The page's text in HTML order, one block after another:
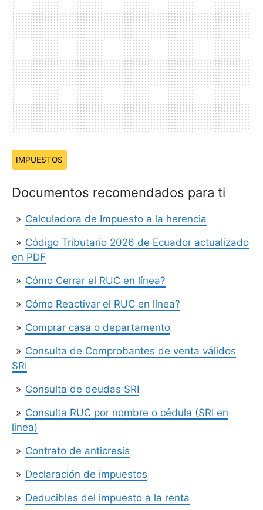
Temas:
IMPUESTOS
Documentos recomendados para ti
Calculadora de Impuesto a la herencia
Código Tributario 2026 de Ecuador actualizado
en PDF
Cómo Cerrar el RUC en línea?
Cómo Reactivar el RUC en línea?
Comprar casa o departamento
Consulta de Comprobantes de venta válidos
SRI
Consulta de deudas SRI
Consulta RUC por nombre o cédula (SRI en
línea)
Contrato de anticresis
Declaración de impuestos
Deducibles del impuesto a la renta